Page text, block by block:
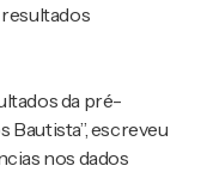
da pré-
Bautista”, escreveu
nos dados